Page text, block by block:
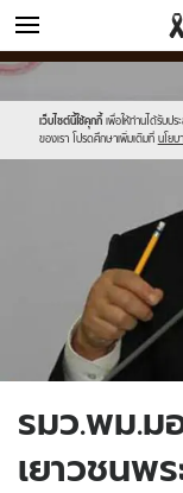
ข่าว
เว็บไซต์นี้ใช้คุกกี้ เพื่อให้ท่านได้รับป
ของเรา โปรดศึกษาเพิ่มเติมที่ นโยบ
Sanook
//s.isanook.com/sr/0/
new-
sanook.png
600
60
//s.isanook.com/ns/0/
01.jpg
รมว.พม.ม
เยาวชนพ